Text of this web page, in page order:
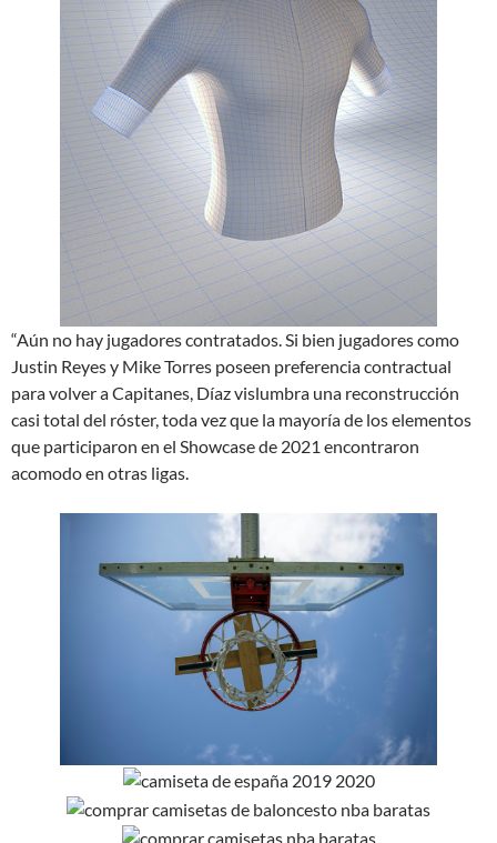
“Aún no hay jugadores contratados. Si bien jugadores como
Justin Reyes y Mike Torres poseen preferencia contractual
para volver a Capitanes, Díaz vislumbra una reconstrucción
casi total del róster, toda vez que la mayoría de los elementos
que participaron en el Showcase de 2021 encontraron
acomodo en otras ligas.